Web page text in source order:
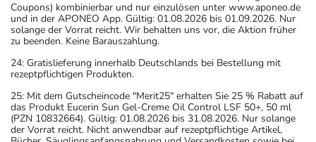
Coupons) kombinierbar und nur einzulösen unter www.aponeo.de
und in der APONEO App. Gültig: 01.08.2026 bis 01.09.2026. Nur
solange der Vorrat reicht. Wir behalten uns vor, die Aktion früher
zu beenden. Keine Barauszahlung.
24: Gratislieferung innerhalb Deutschlands bei Bestellung mit
rezeptpflichtigen Produkten.
25: Mit dem Gutscheincode "Merit25" erhalten Sie 25 % Rabatt auf
das Produkt Eucerin Sun Gel-Creme Oil Control LSF 50+, 50 ml
(PZN 10832664). Gültig: 01.08.2026 bis 31.08.2026. Nur solange
der Vorrat reicht. Nicht anwendbar auf rezeptpflichtige Artikel,